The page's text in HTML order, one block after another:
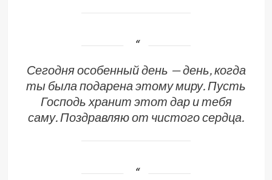
Сегодня особенный день — день, когда
ты была подарена этому миру. Пусть
Господь хранит этот дар и тебя
саму. Поздравляю от чистого сердца.